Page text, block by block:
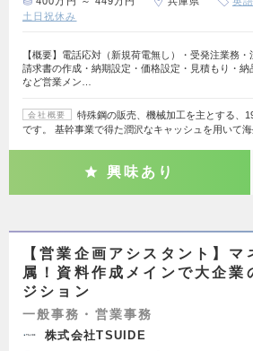
土日祝休み
【概要】電話応対（新規荷電無し）・受発注業務・
請求書の作成・納期設定・価格設定・見積もり・納
など営業メン…
会社概要
特殊鋼の販売、機械加工を主とする、
です。 基幹事業で得た潤沢なキャッシュを用いて
興味あり
【営業企画アシスタント】マ
属！資料作成メインで大企業
ジション
一般事務・営業事務
株式会社TSUIDE